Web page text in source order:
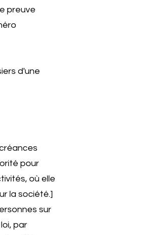
preuve
d'une
pour
où elle
la société.]
sur
par